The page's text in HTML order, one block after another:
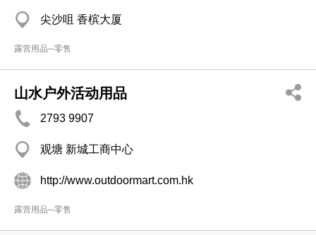
尖沙咀 香槟大厦
露营用品─零售
山水户外活动用品
2793 9907
观塘 新城工商中心
http://www.outdoormart.com.hk
露营用品─零售